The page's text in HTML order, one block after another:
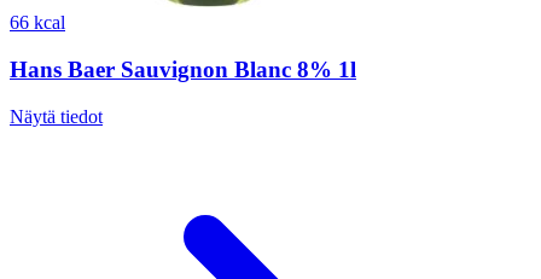
66 kcal
Hans Baer Sauvignon Blanc 8% 1l
Näytä tiedot